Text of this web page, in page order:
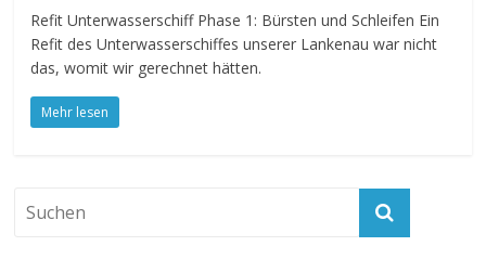
Refit Unterwasserschiff Phase 1: Bürsten und Schleifen Ein
Refit des Unterwasserschiffes unserer Lankenau war nicht
das, womit wir gerechnet hätten.
Mehr lesen